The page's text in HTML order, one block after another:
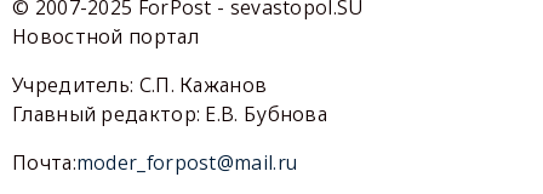
© 2007-2025 ForPost - sevastopol.SU
Новостной портал
Учредитель: С.П. Кажанов
Главный редактор: Е.В. Бубнова
Почта:moder_forpost@mail.ru